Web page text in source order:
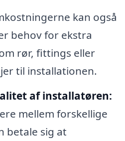
kan også
behov for ekstra
rør, fittings eller
til installationen.
af installatøren:
mellem forskellige
betale sig at